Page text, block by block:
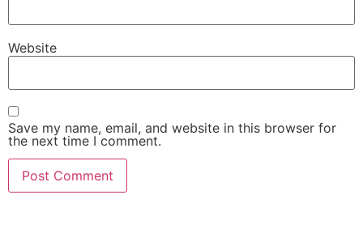
Website
Save my name, email, and website in this browser for
the next time I comment.